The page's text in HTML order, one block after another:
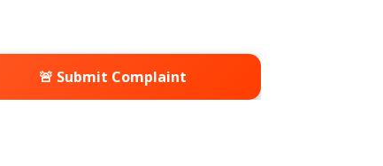
🚨 Submit Complaint